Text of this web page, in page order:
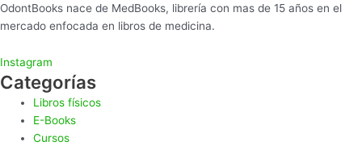
OdontBooks nace de MedBooks, librería con mas de 15 años en el
mercado enfocada en libros de medicina.
Instagram
Categorías
Libros físicos
E-Books
Cursos